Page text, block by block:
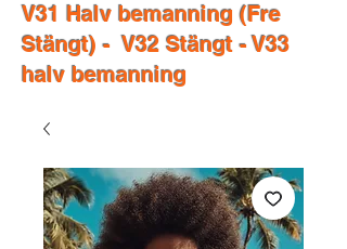
V31 Halv bemanning (Fre
Stängt) - V32 Stängt - V33
halv bemanning